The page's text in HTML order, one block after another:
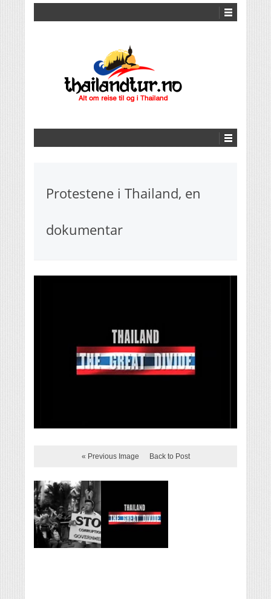
Protestene i Thailand, en
dokumentar
« Previous Image Back to Post